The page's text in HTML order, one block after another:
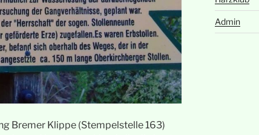
Bremer Klippe (Stempelstelle 163)
Admin